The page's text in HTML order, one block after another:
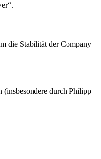
die Stabilität der Company
(insbesondere durch Philipp